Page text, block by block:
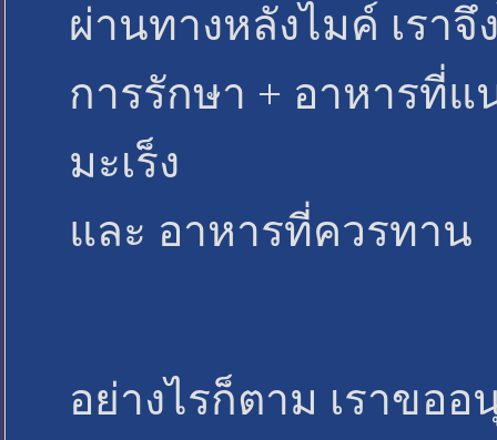
ผ่านทางหลังไมค์ เรา
การรักษา + อาหารที่
มะเร็ง
และ อาหารที่ควรทาน
อย่างไรก็ตาม เราขอ